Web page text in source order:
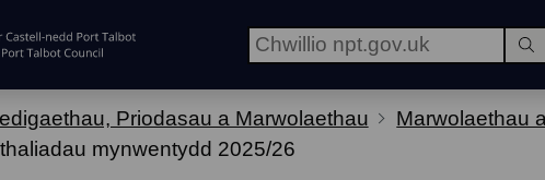
Priodasau a Marwolaethau Marwolaethau
mynwentydd 2025/26